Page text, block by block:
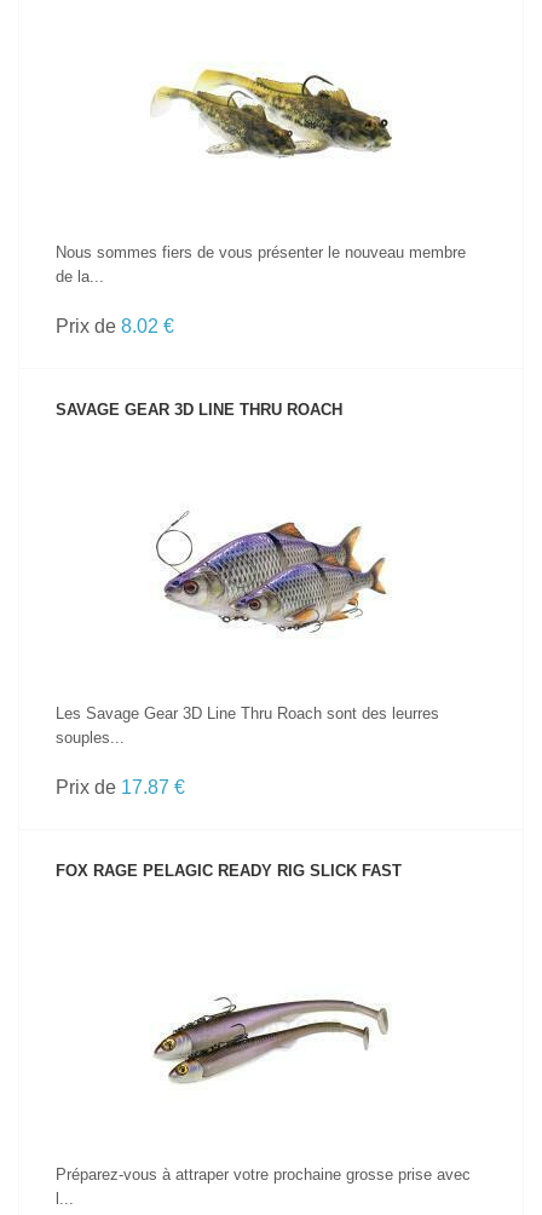
VOIR LE PRODUIT
Nous sommes fiers de vous présenter le nouveau membre
de la...
Prix de 8.02 €
SAVAGE GEAR 3D LINE THRU ROACH
VOIR LE PRODUIT
Les Savage Gear 3D Line Thru Roach sont des leurres
souples...
Prix de 17.87 €
FOX RAGE PELAGIC READY RIG SLICK FAST
VOIR LE PRODUIT
Préparez-vous à attraper votre prochaine grosse prise avec
l...